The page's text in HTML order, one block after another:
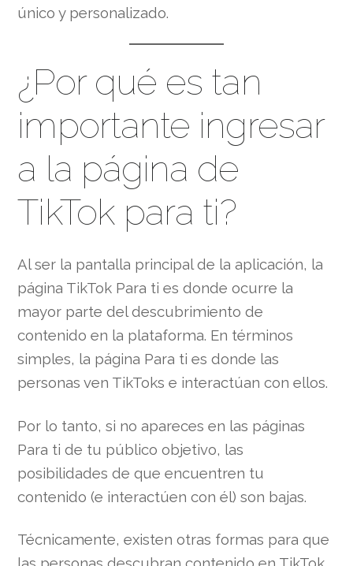
único y personalizado.
¿Por qué es tan
importante ingresar
a la página de
TikTok para ti?
Al ser la pantalla principal de la aplicación, la
página TikTok Para ti es donde ocurre la
mayor parte del descubrimiento de
contenido en la plataforma. En términos
simples, la página Para ti es donde las
personas ven TikToks e interactúan con ellos.
Por lo tanto, si no apareces en las páginas
Para ti de tu público objetivo, las
posibilidades de que encuentren tu
contenido (e interactúen con él) son bajas.
Técnicamente, existen otras formas para que